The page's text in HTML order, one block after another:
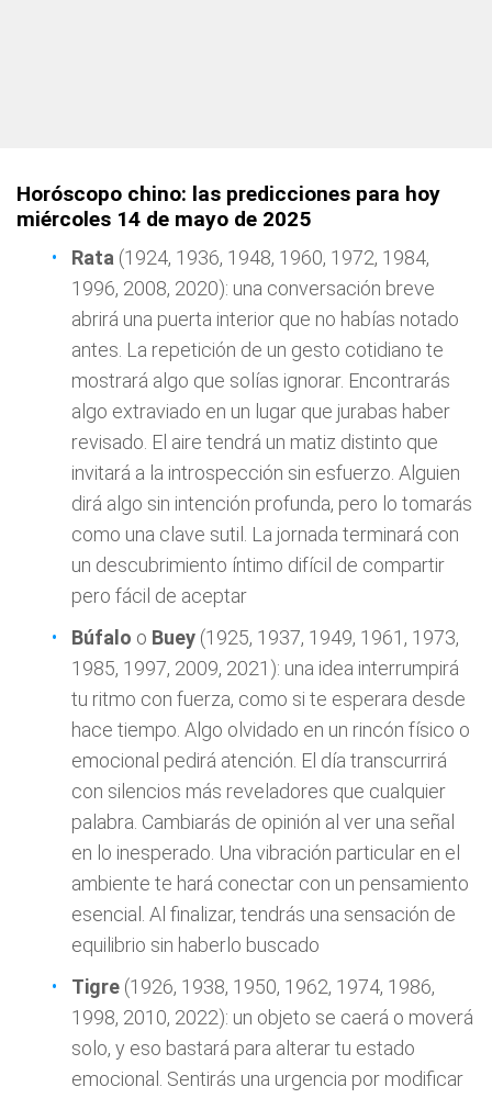
Horóscopo chino: las predicciones para hoy
miércoles 14 de mayo de 2025
Rata (1924, 1936, 1948, 1960, 1972, 1984,
1996, 2008, 2020): una conversación breve
abrirá una puerta interior que no habías notado
antes. La repetición de un gesto cotidiano te
mostrará algo que solías ignorar. Encontrarás
algo extraviado en un lugar que jurabas haber
revisado. El aire tendrá un matiz distinto que
invitará a la introspección sin esfuerzo. Alguien
dirá algo sin intención profunda, pero lo tomarás
como una clave sutil. La jornada terminará con
un descubrimiento íntimo difícil de compartir
pero fácil de aceptar
Búfalo o Buey (1925, 1937, 1949, 1961, 1973,
1985, 1997, 2009, 2021): una idea interrumpirá
tu ritmo con fuerza, como si te esperara desde
hace tiempo. Algo olvidado en un rincón físico o
emocional pedirá atención. El día transcurrirá
con silencios más reveladores que cualquier
palabra. Cambiarás de opinión al ver una señal
en lo inesperado. Una vibración particular en el
ambiente te hará conectar con un pensamiento
esencial. Al finalizar, tendrás una sensación de
equilibrio sin haberlo buscado
Tigre (1926, 1938, 1950, 1962, 1974, 1986,
1998, 2010, 2022): un objeto se caerá o moverá
solo, y eso bastará para alterar tu estado
emocional. Sentirás una urgencia por modificar